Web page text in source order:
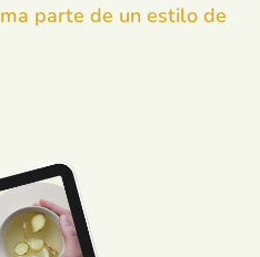
parte de un estilo de